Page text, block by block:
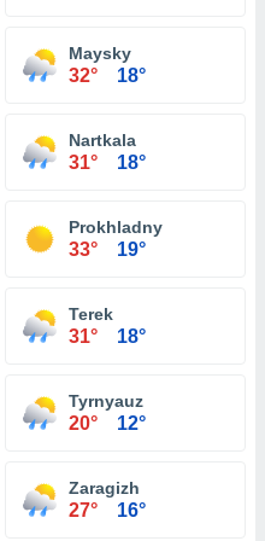
Maysky
32° 18°
Nartkala
31° 18°
Prokhladny
33° 19°
Terek
31° 18°
Tyrnyauz
20° 12°
Zaragizh
27° 16°